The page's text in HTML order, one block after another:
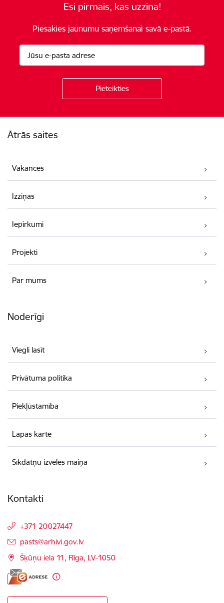
Esi pirmais, kas uzzina!
Piesakies jaunumu saņemšanai savā e-pastā.
Ātrās saites
Vakances
Izziņas
Iepirkumi
Projekti
Par mums
Noderīgi
Viegli lasīt
Privātuma politika
Piekļūstamība
Lapas karte
Sīkdatņu izvēles maiņa
Kontakti
+371 20027447
E-pasts:
pasts@arhivi.gov.lv
Šķūņu iela 11, Rīga, LV-1050